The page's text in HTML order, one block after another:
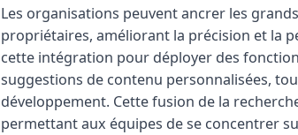
Les organisations peuvent ancrer les
propriétaires, améliorant la précision et la
cette intégration pour déployer des
suggestions de contenu personnalisées,
développement. Cette fusion de la
permettant aux équipes de se concentrer